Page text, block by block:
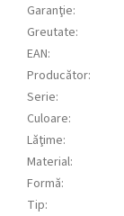
Garanţie:
Greutate:
EAN:
Producător:
Serie:
Culoare:
Lăţime:
Material:
Formă:
Tip: